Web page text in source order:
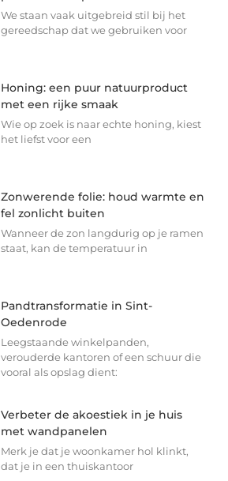
We staan vaak uitgebreid stil bij het
gereedschap dat we gebruiken voor
Honing: een puur natuurproduct
met een rijke smaak
Wie op zoek is naar echte honing, kiest
het liefst voor een
Zonwerende folie: houd warmte en
fel zonlicht buiten
Wanneer de zon langdurig op je ramen
staat, kan de temperatuur in
Pandtransformatie in Sint-
Oedenrode
Leegstaande winkelpanden,
verouderde kantoren of een schuur die
vooral als opslag dient:
Verbeter de akoestiek in je huis
met wandpanelen
Merk je dat je woonkamer hol klinkt,
dat je in een thuiskantoor